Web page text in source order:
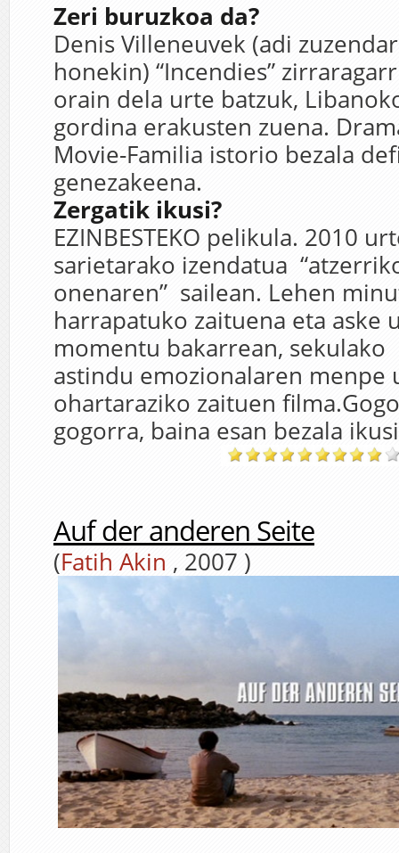
Zeri buruzkoa da?
Denis Villeneuvek (adi
honekin) “Incendies”
orain dela urte batzuk,
gordina erakusten zuena.
Movie-Familia istorio bezala
genezakeena.
Zergatik ikusi?
EZINBESTEKO pelikula. 2010
sarietarako izendatua
onenaren” sailean. Lehen
harrapatuko zaituena eta aske
momentu bakarrean, sekulako
astindu emozionalaren menpe
ohartaraziko zaituen
gogorra, baina esan bezala
Auf der anderen Seite
(Fatih Akin , 2007 )